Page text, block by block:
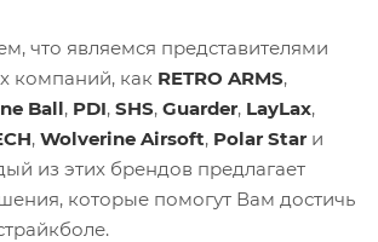
что являемся представителями
компаний, как RETRO ARMS,
Ball, PDI, SHS, Guarder, LayLax,
, Wolverine Airsoft, Polar Star и
из этих брендов предлагает
которые помогут Вам достичь